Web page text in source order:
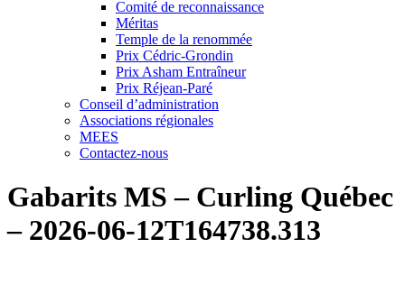
Comité de reconnaissance
Méritas
Temple de la renommée
Prix Cédric-Grondin
Prix Asham Entraîneur
Prix Réjean-Paré
Conseil d’administration
Associations régionales
MEES
Contactez-nous
Gabarits MS – Curling Québec
– 2026-06-12T164738.313